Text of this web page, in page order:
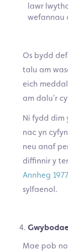
lawr
wefannau
Os bydd
talu am
eich
am dalu’r
Ni fydd dim
nac yn
neu anaf
diffinnir y
Annheg 1977
sylfaenol.
Mae pob